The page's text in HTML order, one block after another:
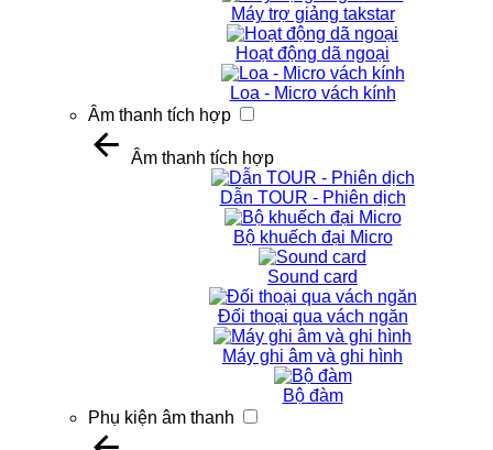
Máy trợ giảng takstar
Hoạt động dã ngoại
Loa - Micro vách kính
Âm thanh tích hợp
Âm thanh tích hợp
Dẫn TOUR - Phiên dịch
Bộ khuếch đại Micro
Sound card
Đối thoại qua vách ngăn
Máy ghi âm và ghi hình
Bộ đàm
Phụ kiện âm thanh